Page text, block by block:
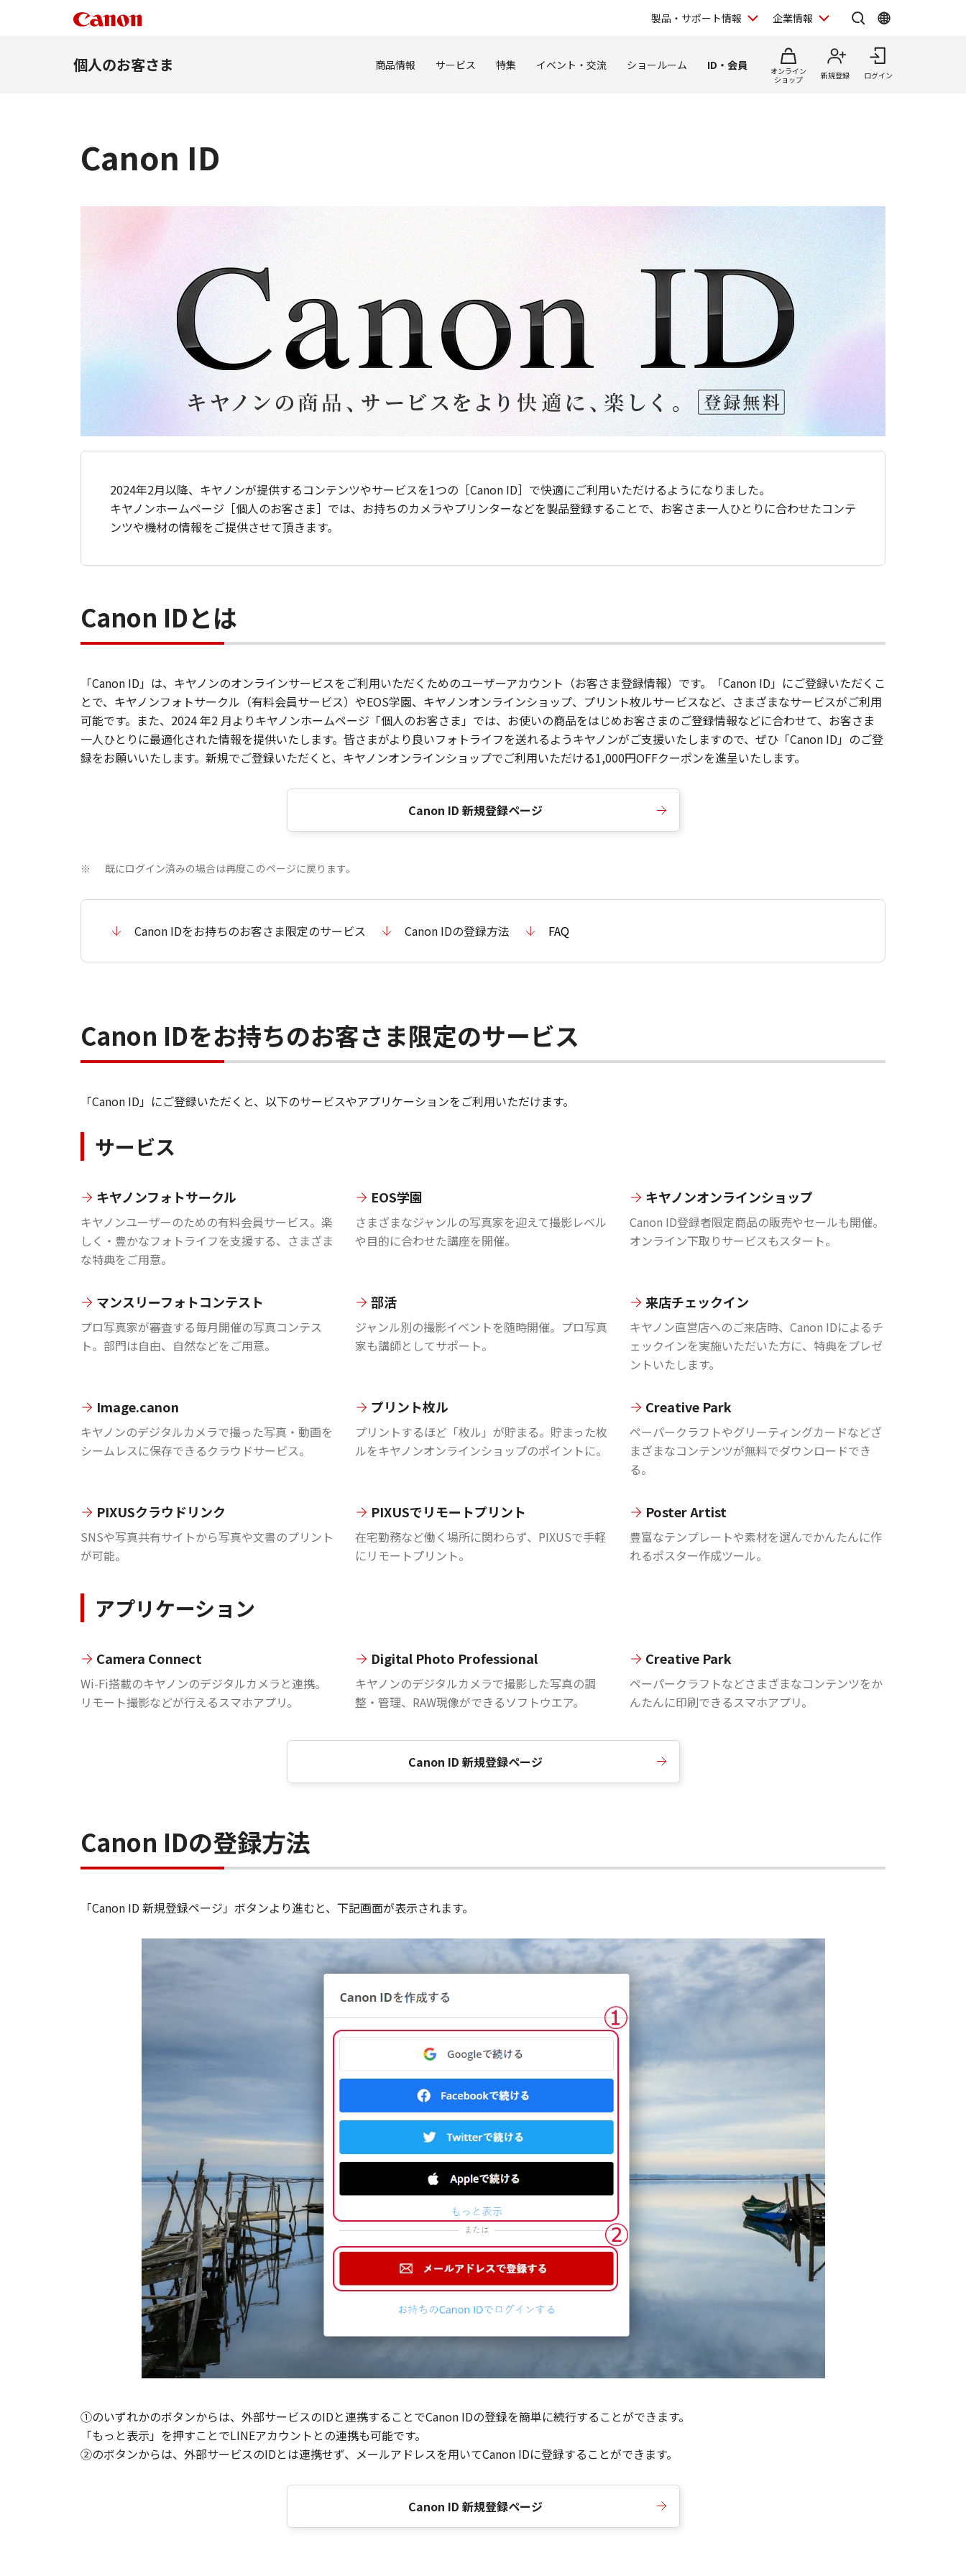
製品・サポート情報 企業情報
個人のお客さま 商品情報 サービス 特集 イベント・交流 ショールーム ID・会員
オンライン
ショップ
新規登録 ログイン
Canon ID
2024年2月以降、キヤノンが提供するコンテンツやサービスを1つの［Canon ID］で快適にご利用いただけるようになりました。
キヤノンホームページ［個人のお客さま］では、お持ちのカメラやプリンターなどを製品登録することで、お客さま一人ひとりに合わせたコンテ
ンツや機材の情報をご提供させて頂きます。
Canon IDとは
「Canon ID」は、キヤノンのオンラインサービスをご利用いただくためのユーザーアカウント（お客さま登録情報）です。「Canon ID」にご登録いただくこ
とで、キヤノンフォトサークル（有料会員サービス）やEOS学園、キヤノンオンラインショップ、プリント枚ルサービスなど、さまざまなサービスがご利用
可能です。また、2024 年2 月よりキヤノンホームページ「個人のお客さま」では、お使いの商品をはじめお客さまのご登録情報などに合わせて、お客さま
一人ひとりに最適化された情報を提供いたします。皆さまがより良いフォトライフを送れるようキヤノンがご支援いたしますので、ぜひ「Canon ID」のご登
録をお願いいたします。新規でご登録いただくと、キヤノンオンラインショップでご利用いただける1,000円OFFクーポンを進呈いたします。
Canon ID 新規登録ページ
※ 既にログイン済みの場合は再度このページに戻ります。
Canon IDをお持ちのお客さま限定のサービス Canon IDの登録方法 FAQ
Canon IDをお持ちのお客さま限定のサービス
「Canon ID」にご登録いただくと、以下のサービスやアプリケーションをご利用いただけます。
サービス
キヤノンフォトサークル
キヤノンユーザーのための有料会員サービス。楽
しく・豊かなフォトライフを支援する、さまざま
な特典をご用意。
EOS学園
さまざまなジャンルの写真家を迎えて撮影レベル
や目的に合わせた講座を開催。
キヤノンオンラインショップ
Canon ID登録者限定商品の販売やセールも開催。
オンライン下取りサービスもスタート。
マンスリーフォトコンテスト
プロ写真家が審査する毎月開催の写真コンテス
ト。部門は自由、自然などをご用意。
部活
ジャンル別の撮影イベントを随時開催。プロ写真
家も講師としてサポート。
来店チェックイン
キヤノン直営店へのご来店時、Canon IDによるチ
ェックインを実施いただいた方に、特典をプレゼ
ントいたします。
Image.canon
キヤノンのデジタルカメラで撮った写真・動画を
シームレスに保存できるクラウドサービス。
プリント枚ル
プリントするほど「枚ル」が貯まる。貯まった枚
ルをキヤノンオンラインショップのポイントに。
Creative Park
ペーパークラフトやグリーティングカードなどざ
まざまなコンテンツが無料でダウンロードでき
る。
PIXUSクラウドリンク
SNSや写真共有サイトから写真や文書のプリント
が可能。
PIXUSでリモートプリント
在宅勤務など働く場所に関わらず、PIXUSで手軽
にリモートプリント。
Poster Artist
豊富なテンプレートや素材を選んでかんたんに作
れるポスター作成ツール。
アプリケーション
Camera Connect
Wi-Fi搭載のキヤノンのデジタルカメラと連携。
リモート撮影などが行えるスマホアプリ。
Digital Photo Professional
キヤノンのデジタルカメラで撮影した写真の調
整・管理、RAW現像ができるソフトウエア。
Creative Park
ペーパークラフトなどさまざまなコンテンツをか
んたんに印刷できるスマホアプリ。
Canon ID 新規登録ページ
Canon IDの登録方法
「Canon ID 新規登録ページ」ボタンより進むと、下記画面が表示されます。
①のいずれかのボタンからは、外部サービスのIDと連携することでCanon IDの登録を簡単に続行することができます。
「もっと表示」を押すことでLINEアカウントとの連携も可能です。
②のボタンからは、外部サービスのIDとは連携せず、メールアドレスを用いてCanon IDに登録することができます。
Canon ID 新規登録ページ